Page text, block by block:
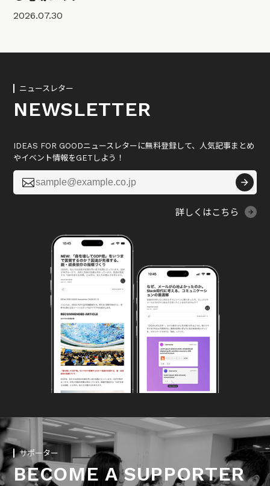
2026.07.30
ニュースレター
NEWSLETTER
IDEAS FOR GOODニュースレターに無料登録して、人気記事まとめ
やイベント情報をGETしよう！

詳しくはこちら
サポーター
BECOME A SUPPORTER